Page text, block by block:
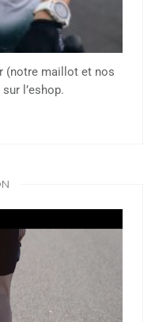
(notre maillot et nos
l’eshop.